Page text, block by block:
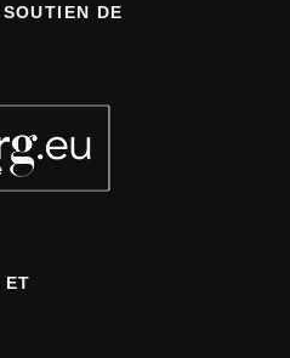
DE
ET